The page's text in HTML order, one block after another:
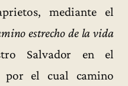
mediante el
estrecho de la vida
Salvador en el
por el cual camino